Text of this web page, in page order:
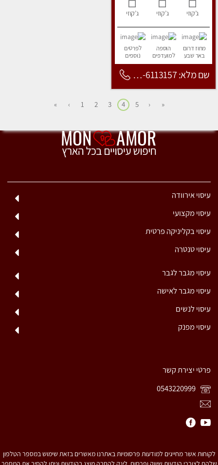
ג’קוזי ג’קוזי ג’קוזי
מחוז דרום
באר שבע
הוספה
למועדפים
לפרטים
נוספים
שם מלא: 053-6113157
«
‹
5
4
3
2
1
›
»
עיסוי אירוודה
עיסוי מקצועי
עיסוי בקליניקה פרטית
עיסוי טנטרה
עיסוי מגבר לגבר
עיסוי מגבר לאישה
עיסוי לנשים
עיסוי מפנק
פרטי יצירת קשר
לקוחות אשר מחייגים למודעות פרסומיות באתרנו מאשרים בזאת שימוש במספר הטלפון